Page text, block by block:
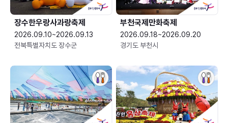
장수한우랑사과랑축제
2026.09.10~2026.09.13
전북특별자치도 장수군
부천국제만화축제
2026.09.18~2026.09.20
경기도 부천시